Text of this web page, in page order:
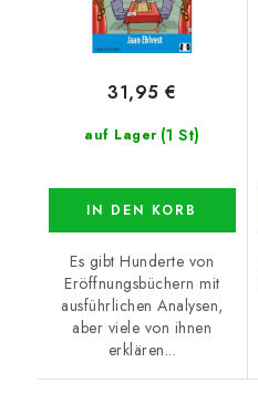
auf Lager (1 St)
31,95 €
IN DEN KORB
Es gibt Hunderte von
Eröffnungsbüchern mit
ausführlichen Analysen,
aber viele von ihnen
erklären...